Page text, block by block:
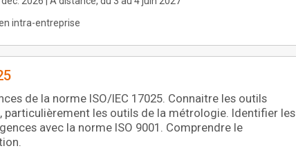
intra-entreprise
de la norme ISO/IEC 17025. Connaitre les outils
particulièrement les outils de la métrologie. Identifier les
avec la norme ISO 9001. Comprendre le